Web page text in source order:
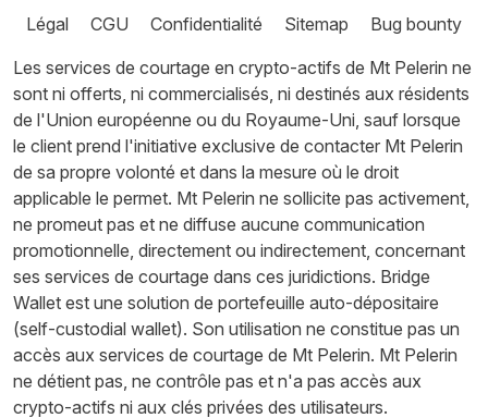
Légal
CGU Confidentialité Sitemap
Bug bounty
Les services de courtage en crypto-actifs de Mt Pelerin ne
sont ni offerts, ni commercialisés, ni destinés aux résidents
de l'Union européenne ou du Royaume-Uni, sauf lorsque
le client prend l'initiative exclusive de contacter Mt Pelerin
de sa propre volonté et dans la mesure où le droit
applicable le permet. Mt Pelerin ne sollicite pas activement,
ne promeut pas et ne diffuse aucune communication
promotionnelle, directement ou indirectement, concernant
ses services de courtage dans ces juridictions. Bridge
Wallet est une solution de portefeuille auto-dépositaire
(self-custodial wallet). Son utilisation ne constitue pas un
accès aux services de courtage de Mt Pelerin. Mt Pelerin
ne détient pas, ne contrôle pas et n'a pas accès aux
crypto-actifs ni aux clés privées des utilisateurs.